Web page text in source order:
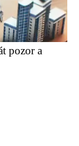
pozor a